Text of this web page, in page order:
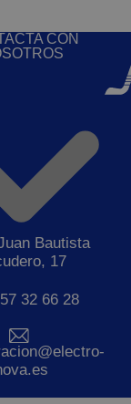
CON
Bautista
17
32 66 28